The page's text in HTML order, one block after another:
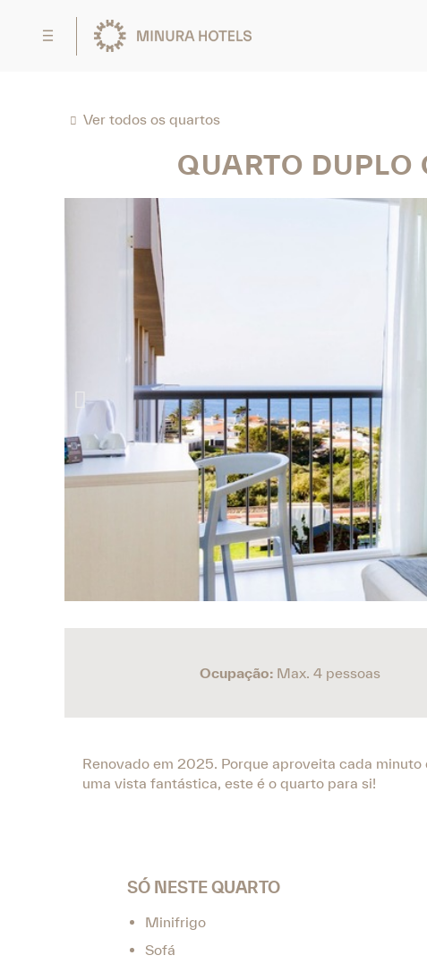
Ver todos os quartos
QUARTO
Ocupação: Max. 4 pessoas
Renovado em 2025. Porque aproveita cada
uma vista fantástica, este é o quarto para si!
SÓ NESTE QUARTO
Minifrigo
Sofá